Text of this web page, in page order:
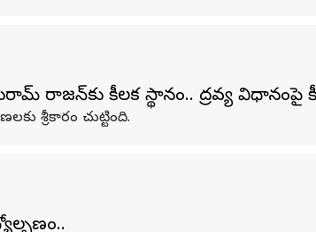
రాజన్‌కు కీలక స్థానం.. ద్రవ్య విధానంపై
శ్రీకారం చుట్టింది.